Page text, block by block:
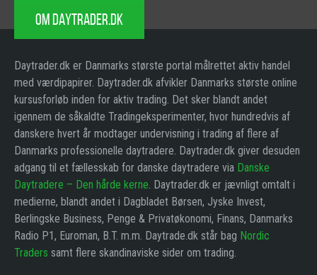
OM DAYTRADER.DK
Daytrader.dk er Danmarks største portal målrettet aktiv handel
med værdipapirer. Daytrader.dk afvikler Danmarks største online
kursusforløb inden for aktiv trading. Det sker blandt andet
igennem de såkaldte Tradingeksperimenter, hvor hundredvis af
danskere hvert år modtager undervisning i trading af flere af
Danmarks professionelle daytradere. Daytrader.dk giver desuden
adgang til et fællesskab for danske daytradere via Danske
Daytradere – Den hårde kerne. Daytrader.dk er jævnligt omtalt i
medierne, blandt andet i Dagbladet Børsen, Jyske Invest,
Berlingske Business, Penge & Privatøkonomi, Finans, Danmarks
Radio P1, Euroman, B.T. m.m. Daytrade.dk står bag Nordic
Traders samt flere skandinaviske sider om trading.